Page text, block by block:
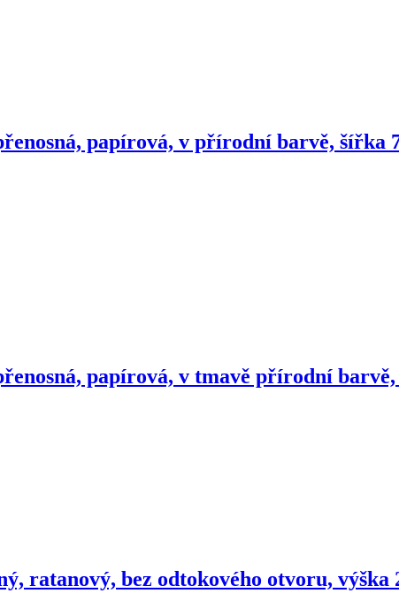
papírová, v přírodní barvě, šířka
papírová, v tmavě přírodní
ratanový, bez odtokového otvoru, výška